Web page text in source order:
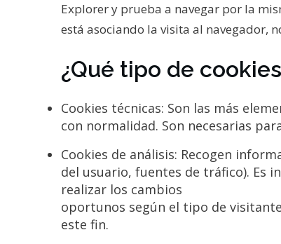
Explorer y prueba a navegar por la
está asociando la visita al navegador,
¿Qué tipo de
Cookies técnicas: Son las más
con normalidad. Son necesarias
Cookies de análisis: Recogen
del usuario, fuentes de tráfico). Es
realizar los cambios
oportunos según el tipo de
este fin.